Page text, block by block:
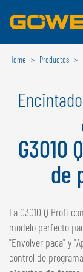
DEUTSCH
BÉLGICA
GÖWEIL BNL
Home Productos
G3010
de
La G3010 Q Profi
modelo perfecto
"Envolver paca" y
control de programa